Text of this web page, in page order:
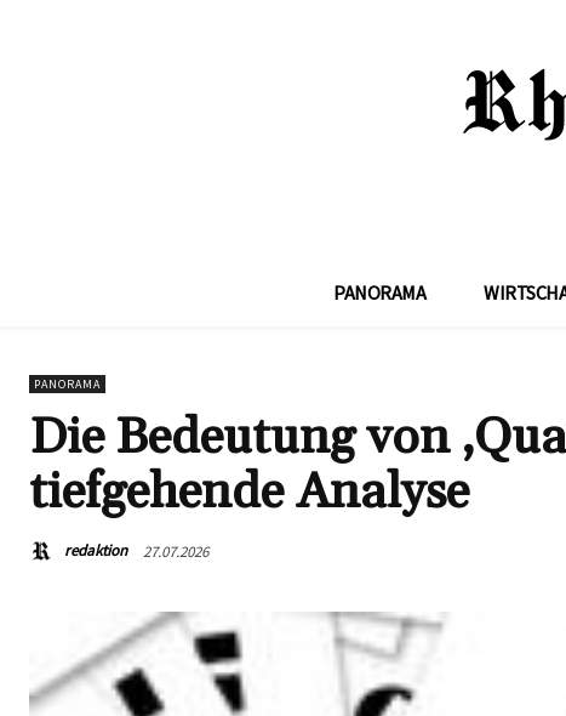
PANORAMA
PANORAMA
Die Bedeutung von
tiefgehende Analyse
redaktion 27.07.2026